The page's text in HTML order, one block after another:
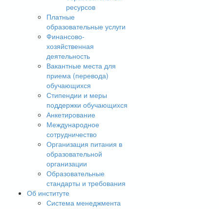
ресурсов
Платные
образовательные услуги
Финансово-
хозяйственная
деятельность
Вакантные места для
приема (перевода)
обучающихся
Стипендии и меры
поддержки обучающихся
Анкетирование
Международное
сотрудничество
Организация питания в
образовательной
организации
Образовательные
стандарты и требования
Об институте
Система менеджмента